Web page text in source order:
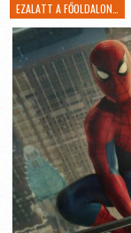
EZALATT A FŐOLDALON…